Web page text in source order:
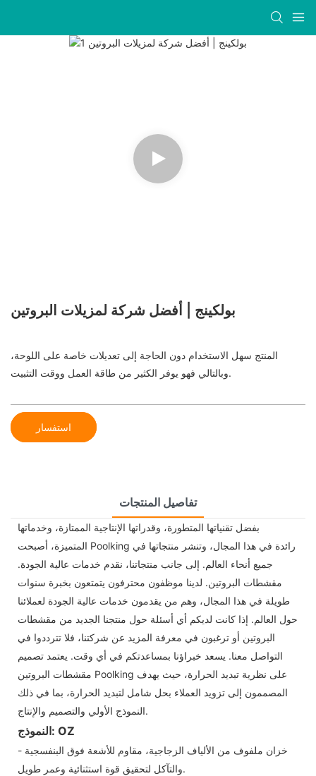
بولكينج | أفضل شركة لمزيلات البروتين
المنتج سهل الاستخدام دون الحاجة إلى تعديلات خاصة على اللوحة،
وبالتالي فهو يوفر الكثير من طاقة العمل ووقت التثبيت.
استفسار
تفاصيل المنتجات
بفضل تقنياتها المتطورة، وقدراتها الإنتاجية الممتازة، وخدماتها
المتميزة، أصبحت Poolking رائدة في هذا المجال، وتنشر منتجاتها في
جميع أنحاء العالم. إلى جانب منتجاتنا، نقدم خدمات عالية الجودة.
مقشطات البروتين. لدينا موظفون محترفون يتمتعون بخبرة سنوات
طويلة في هذا المجال، وهم من يقدمون خدمات عالية الجودة لعملائنا
حول العالم. إذا كانت لديكم أي أسئلة حول منتجنا الجديد من مقشطات
البروتين أو ترغبون في معرفة المزيد عن شركتنا، فلا تترددوا في
التواصل معنا. يسعد خبراؤنا بمساعدتكم في أي وقت. يعتمد تصميم
مقشطات البروتين Poolking على نظرية تبديد الحرارة، حيث يهدف
المصممون إلى تزويد العملاء بحل شامل لتبديد الحرارة، بما في ذلك
النموذج الأولي والتصميم والإنتاج.
النموذج: OZ
- خزان ملفوف من الألياف الزجاجية، مقاوم للأشعة فوق البنفسجية
والتآكل لتحقيق قوة استثنائية وعمر طويل.